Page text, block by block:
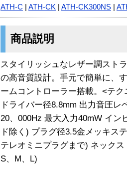
ATH-C ATH-CK ATH-CK300NS
商品説明
スタイリッシュなレザー調スト
の高音質設計。手元で簡単に、
ームコントローラー搭載。<テ
ドライバー径8.8mm 出力音圧
20、000Hz 最大入力40mW イン
ド除く) プラグ径3.5金メッキス
テレオミニプラグまで) ネック
S、M、L)